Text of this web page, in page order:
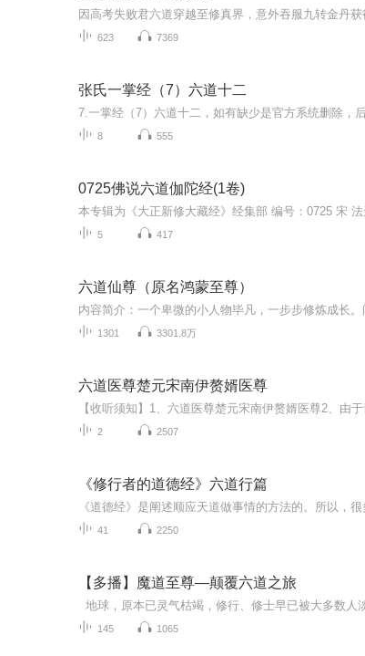
623 7369
张氏一掌经（7）六道十二
7.一掌经（7）六道十二，如有缺少是官方系统删除，
8 555
0725佛说六道伽陀经(1卷)
5 417
六道仙尊（原名鸿蒙至尊）
1301 3301.8万
六道医尊楚元宋南伊赘婿医尊
2 2507
《修行者的道德经》六道行篇
41 2250
【多播】魔道至尊—颠覆六道之旅
145 1065